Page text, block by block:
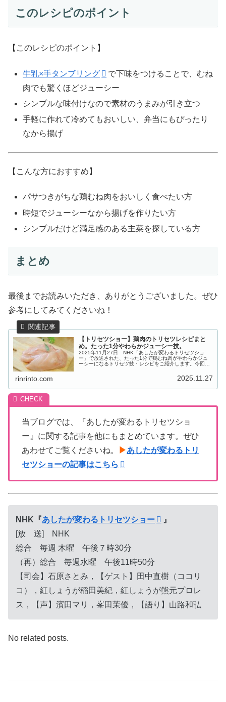
このレシピのポイント
【このレシピのポイント】
牛乳×手タンブリング
で下味をつけることで、むね
肉でも驚くほどジューシー
シンプルな味付けなので素材のうまみが引き立つ
手軽に作れて冷めてもおいしい、弁当にもぴったり
なから揚げ
【こんな方におすすめ】
パサつきがちな鶏むね肉をおいしく食べたい方
時短でジューシーなから揚げを作りたい方
シンプルだけど満足感のある主菜を探している方
まとめ
最後までお読みいただき、ありがとうございました。ぜひ
参考にしてみてくださいね！
【トリセツショー】鶏肉のトリセツレシピまと
め。たった1分やわらかジューシー技。
2025年11月27日 NHK「あしたが変わるトリセツショ
ー」で放送された、たった1分で鶏むね肉がやわらかジュ
ーシーになるトリセツ技・レシピをご紹介します。今回は
rinrinto.com 2025.11.27
当ブログでは、『あしたが変わるトリセツショ
ー』に関する記事を他にもまとめています。ぜひ
あわせてご覧くださいね。
▶あしたが変わるトリ
セツショーの記事はこちら
NHK『あしたが変わるトリセツショー
』
[放 送] NHK
総合 毎週 木曜 午後７時30分
（再）総合 毎週水曜 午後11時50分
【司会】石原さとみ，【ゲスト】田中直樹（ココリ
コ），紅しょうが稲田美紀，紅しょうが熊元プロレ
ス，【声】濱田マリ，峯田茉優，【語り】山路和弘
No related posts.